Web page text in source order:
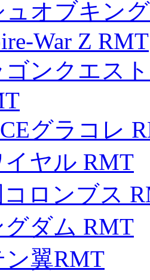
ュオブキン
War Z RMT
ンクエス
グラコレ
ヤル RMT
ロンブス
ダム RMT
翼RMT